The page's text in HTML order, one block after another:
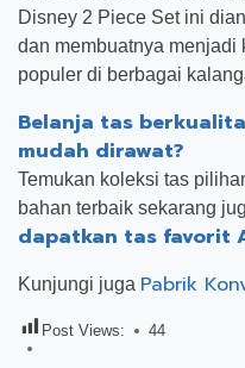
Disney 2 Piece Set ini
dan membuatnya menjadi
populer di berbagai
Belanja tas
mudah dirawat?
Temukan koleksi tas
bahan terbaik sekarang
dapatkan tas favorit
Kunjungi juga Pabrik
Post Views: 44